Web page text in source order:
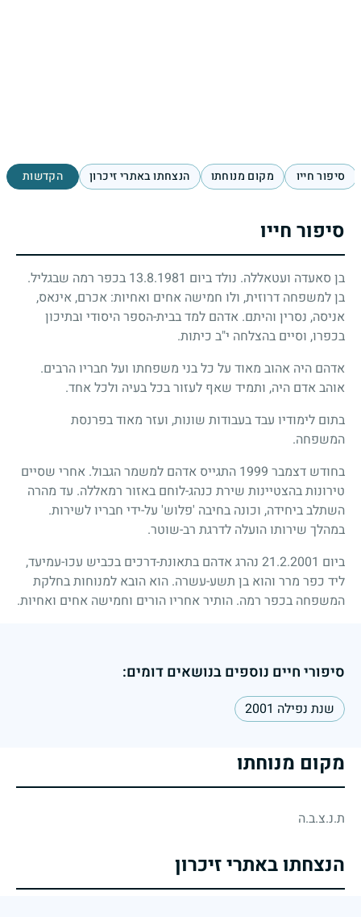
סיפור חייו מקום מנוחתו הנצחתו באתרי זיכרון הקדשות
סיפור חייו
בן סאעדה ועטאללה. נולד ביום 13.8.1981 בכפר רמה שבגליל.
בן למשפחה דרוזית, ולו חמישה אחים ואחיות: אכרם, אינאס,
אניסה, נסרין והיתם. אדהם למד בבית-הספר היסודי ובתיכון
בכפרו, וסיים בהצלחה י"ב כיתות.
אדהם היה אהוב מאוד על כל בני משפחתו ועל חבריו הרבים.
אוהב אדם היה, ותמיד שאף לעזור בכל בעיה ולכל אחד.
בתום לימודיו עבד בעבודות שונות, ועזר מאוד בפרנסת
המשפחה.
בחודש דצמבר 1999 התגייס אדהם למשמר הגבול. אחרי שסיים
טירונות בהצטיינות שירת כנהג-לוחם באזור רמאללה. עד מהרה
השתלב ביחידה, וכונה בחיבה 'פלוש' על-ידי חבריו לשירות.
במהלך שירותו הועלה לדרגת רב-שוטר.
ביום 21.2.2001 נהרג אדהם בתאונת-דרכים בכביש עכו-עמיעד,
ליד כפר מרר והוא בן תשע-עשרה. הוא הובא למנוחות בחלקת
המשפחה בכפר רמה. הותיר אחריו הורים וחמישה אחים ואחיות.
סיפורי חיים נוספים בנושאים דומים:
שנת נפילה 2001
מקום מנוחתו
ת.נ.צ.ב.ה
הנצחתו באתרי זיכרון